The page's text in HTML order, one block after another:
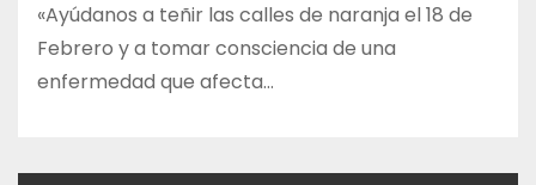
«Ayúdanos a teñir las calles de naranja el 18 de
Febrero y a tomar consciencia de una
enfermedad que afecta…